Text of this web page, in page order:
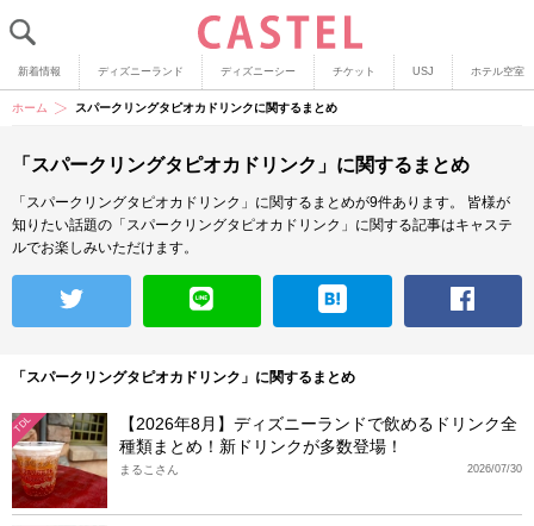
新着情報 ディズニーランド ディズニーシー チケット USJ ホテル空室
ホーム スパークリングタピオカドリンクに関するまとめ
「スパークリングタピオカドリンク」に関するまとめ
「スパークリングタピオカドリンク」に関するまとめが9件あります。
皆様が
知りたい話題の「スパークリングタピオカドリンク」に関する記事はキャステ
ルでお楽しみいただけます。
「スパークリングタピオカドリンク」に関するまとめ
TDL
【2026年8月】ディズニーランドで飲めるドリンク全
種類まとめ！新ドリンクが多数登場！
2026/07/30
まるこさん